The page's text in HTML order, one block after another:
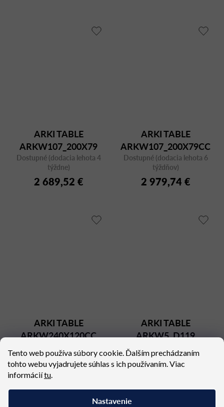
Tento web používa súbory cookie. Ďalším prechádzaním
tohto webu vyjadrujete súhlas s ich používaním. Viac
informáciítu.
Nastavenie
ARKI TABLE
ARKW107_200X79
Dostupné (dodacia lehota 4
týždne)
2 689,52 €
ARKI TABLE
ARKW107_200X79CC
Dostupné (dodacia lehota 6
týždňov)
2 979,74 €
ARKI TABLE
ARKW240X120CC
týždňov)
2 761,47 €
ARKI TABLE
ARKW5_D119
týždne)
1 375,94 €